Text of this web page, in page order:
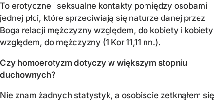
To erotyczne i seksualne kontakty pomiędzy osobami
jednej płci, które sprzeciwiają się naturze danej przez
Boga relacji mężczyzny względem, do kobiety i kobiety
względem, do mężczyzny (1 Kor 11,11 nn.).
Czy homoerotyzm dotyczy w większym stopniu
duchownych?
Nie znam żadnych statystyk, a osobiście zetknąłem się